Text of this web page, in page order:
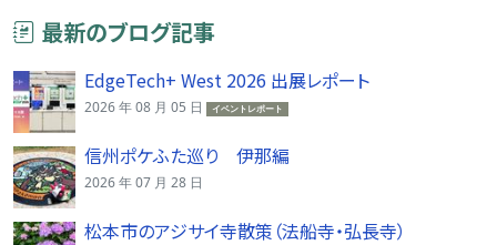
最新のブログ記事
EdgeTech+ West 2026 出展レポート
2026 年 08 月 05 日 イベントレポート
信州ポケふた巡り 伊那編
2026 年 07 月 28 日
松本市のアジサイ寺散策（法船寺・弘長寺）